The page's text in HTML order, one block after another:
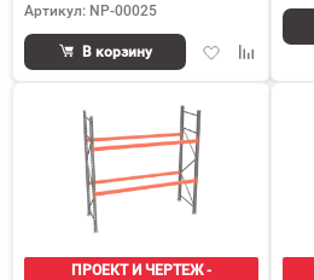
Артикул: NP-00025
ДобавитьДобавить
В корзину
ПРОЕКТ И ЧЕРТЕЖ -